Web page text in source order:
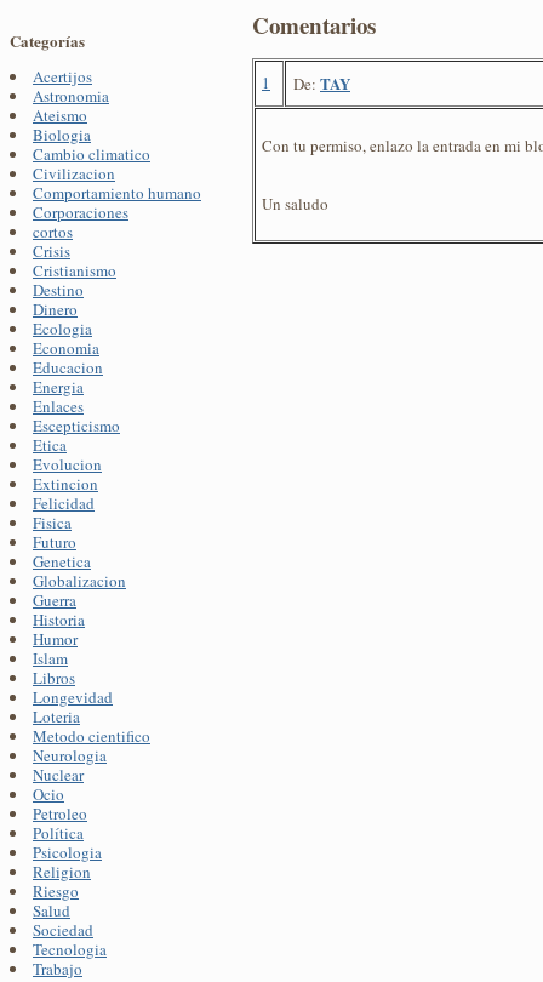
Categorías
Acertijos
Astronomia
Ateismo
Biologia
Cambio climatico
Civilizacion
Comportamiento humano
Corporaciones
cortos
Crisis
Cristianismo
Destino
Dinero
Ecologia
Economia
Educacion
Energia
Enlaces
Escepticismo
Etica
Evolucion
Extincion
Felicidad
Fisica
Futuro
Genetica
Globalizacion
Guerra
Historia
Humor
Islam
Libros
Longevidad
Loteria
Metodo cientifico
Neurologia
Nuclear
Ocio
Petroleo
Política
Psicologia
Religion
Riesgo
Salud
Sociedad
Tecnologia
Trabajo
Comentarios
1 De: TAY
Con tu permiso, enlazo la entrada en mi
Un saludo